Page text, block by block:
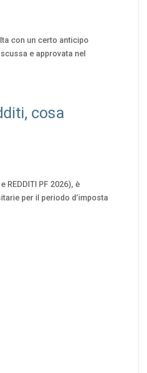
con un certo anticipo
e approvata nel
cosa
PF 2026), è
per il periodo d’imposta